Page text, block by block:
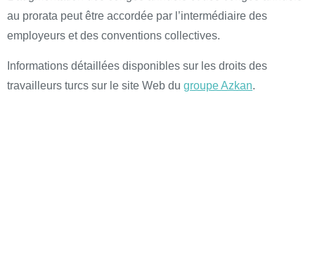
au prorata peut être accordée par l’intermédiaire des
employeurs et des conventions collectives.
Informations détaillées disponibles sur les droits des
travailleurs turcs sur le site Web du groupe Azkan.